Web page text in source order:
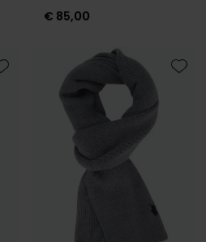
€ 85,00
Toevoegen aan favorieten